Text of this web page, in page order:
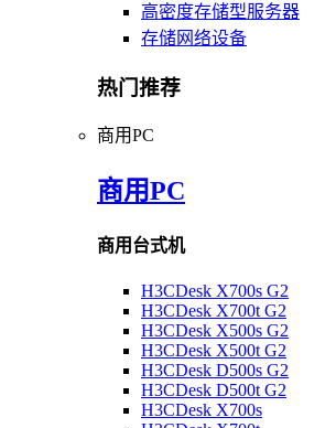
高密度存储型服务器
存储网络设备
热门推荐
商用PC
商用PC
商用台式机
H3CDesk X700s G2
H3CDesk X700t G2
H3CDesk X500s G2
H3CDesk X500t G2
H3CDesk D500s G2
H3CDesk D500t G2
H3CDesk X700s